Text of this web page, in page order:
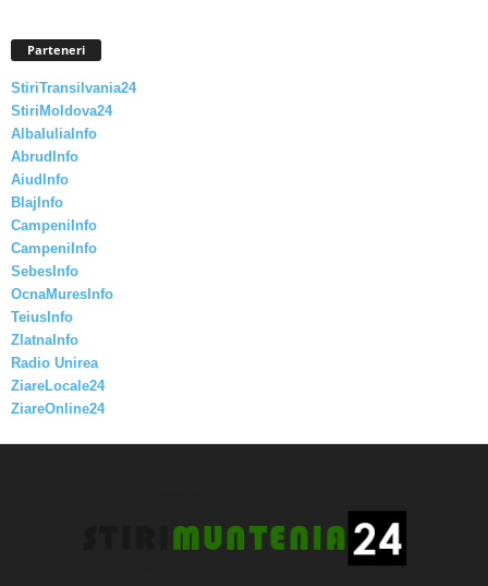
Parteneri
StiriTransilvania24
StiriMoldova24
AlbaIuliaInfo
AbrudInfo
AiudInfo
BlajInfo
CampeniInfo
CampeniInfo
SebesInfo
OcnaMuresInfo
TeiusInfo
ZlatnaInfo
Radio Unirea
ZiareLocale24
ZiareOnline24